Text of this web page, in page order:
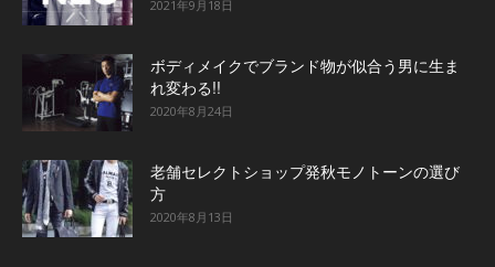
2021年9月18日
ボディメイクでブランド物が似合う男に生ま
れ変わる!!
2020年8月24日
老舗セレクトショップ発秋モノトーンの選び
方
2020年8月13日